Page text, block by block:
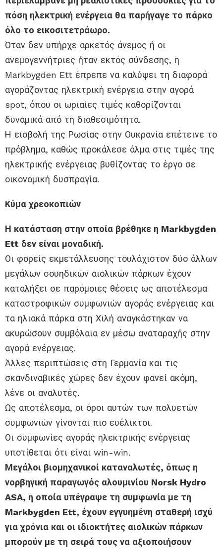
πόση ηλεκτρική ενέργεια θα παρήγαγε το πάρκο
όλο το εικοσιτετράωρο.
Όταν δεν υπήρχε αρκετός άνεμος ή οι
ανεμογεννήτριες ήταν εκτός σύνδεσης, η
Markbygden Ett έπρεπε να καλύψει τη διαφορά
αγοράζοντας ηλεκτρική ενέργεια στην αγορά
spot, όπου οι ωριαίες τιμές καθορίζονται
δυναμικά από τη διαθεσιμότητα.
Η εισβολή της Ρωσίας στην Ουκρανία επέτεινε το
πρόβλημα, καθώς προκάλεσε άλμα στις τιμές της
ηλεκτρικής ενέργειας βυθίζοντας το έργο σε
οικονομική δυσπραγία.
Κύμα χρεοκοπιών
Η κατάσταση στην οποία βρέθηκε η Markbygden
Ett δεν είναι μοναδική.
Οι φορείς εκμετάλλευσης τουλάχιστον δύο άλλων
μεγάλων σουηδικών αιολικών πάρκων έχουν
καταλήξει σε παρόμοιες θέσεις ως αποτέλεσμα
καταστροφικών συμφωνιών αγοράς ενέργειας και
τα ηλιακά πάρκα στη Χιλή αναγκάστηκαν να
ακυρώσουν συμβόλαια εν μέσω αναταραχής στην
αγορά ενέργειας.
Άλλες περιπτώσεις στη Γερμανία και τις
σκανδιναβικές χώρες δεν έχουν φανεί ακόμη,
λένε οι αναλυτές.
Ως αποτέλεσμα, οι όροι αυτών των πολυετών
συμφωνιών γίνονται πιο ευέλικτοι.
Οι συμφωνίες αγοράς ηλεκτρικής ενέργειας
υποτίθεται ότι είναι win-win.
Μεγάλοι βιομηχανικοί καταναλωτές, όπως η
νορβηγική παραγωγός αλουμινίου Norsk Hydro
ASA, η οποία υπέγραψε τη συμφωνία με τη
Markbygden Ett, έχουν εγγυημένη σταθερή ισχύ
για χρόνια και οι ιδιοκτήτες αιολικών πάρκων
μπορούν με τη σειρά τους να αξιοποιήσουν